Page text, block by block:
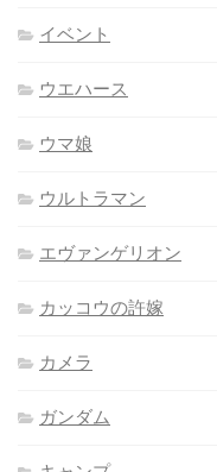
イベント
ウエハース
ウマ娘
ウルトラマン
エヴァンゲリオン
カッコウの許嫁
カメラ
ガンダム